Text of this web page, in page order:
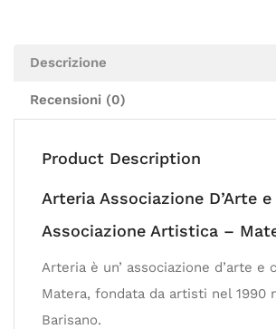
Descrizione
Recensioni (0)
Product Description
Arteria Associazione D’Arte
Associazione Artistica –
Arteria è un’ associazione d’arte e
Matera, fondata da artisti nel 1990
Barisano.